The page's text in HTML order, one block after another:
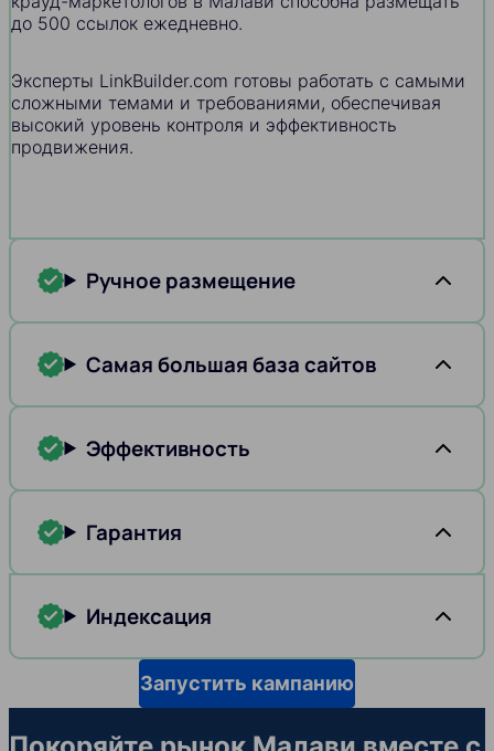
до 500 ссылок ежедневно.
Эксперты LinkBuilder.com готовы работать с самыми
сложными темами и требованиями, обеспечивая
высокий уровень контроля и эффективность
продвижения.
Ручное размещение
Самая большая база сайтов
Эффективность
Гарантия
Индексация
Запустить кампанию